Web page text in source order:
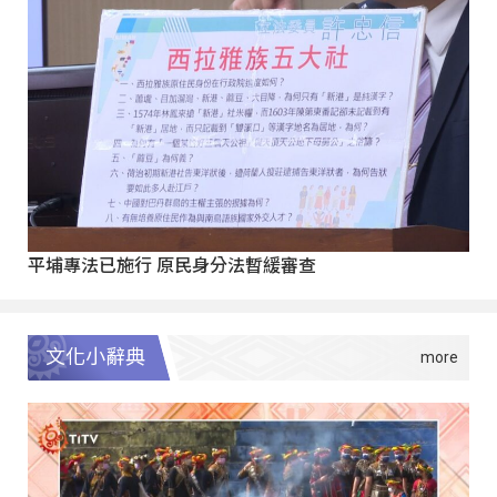
平埔專法已施行 原民身分法暫緩審查
文化小辭典